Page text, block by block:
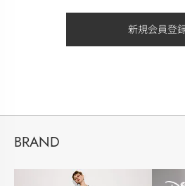
BRAND